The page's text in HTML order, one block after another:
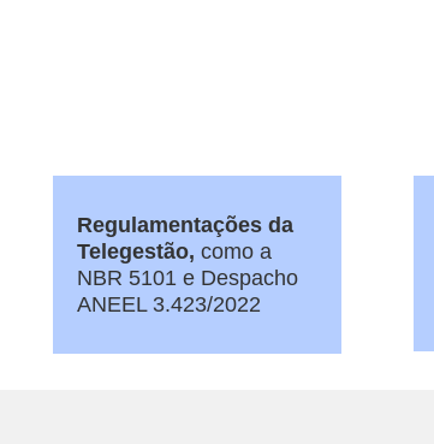
Regulamentações da
Telegestão, como a
NBR 5101 e Despacho
ANEEL 3.423/2022